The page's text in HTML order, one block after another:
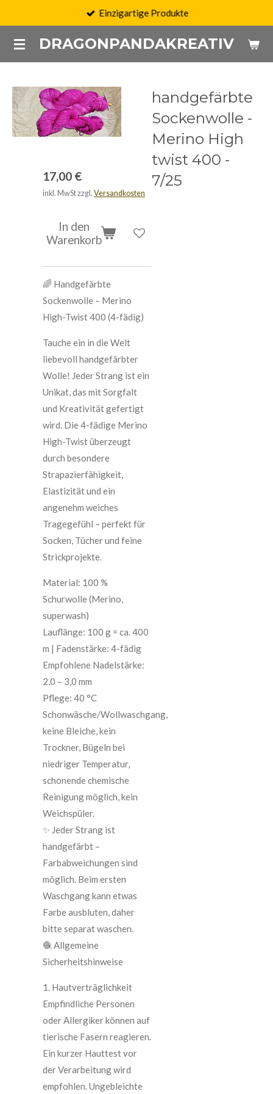
springenDRAGONPANDAKREATIV
Einzigartige Produkte
handgefärbte
Sockenwolle -
Merino High
twist 400 -
7/25
17,00 €
inkl. MwSt zzgl. Versandkosten
In den
Warenkorb
🌈 Handgefärbte
Sockenwolle – Merino
High-Twist 400 (4-fädig)
Tauche ein in die Welt
liebevoll handgefärbter
Wolle! Jeder Strang ist ein
Unikat, das mit Sorgfalt
und Kreativität gefertigt
wird. Die 4-fädige Merino
High-Twist überzeugt
durch besondere
Strapazierfähigkeit,
Elastizität und ein
angenehm weiches
Tragegefühl – perfekt für
Socken, Tücher und feine
Strickprojekte.
Material: 100 %
Schurwolle (Merino,
superwash)
Lauflänge: 100 g = ca. 400
m | Fadenstärke: 4-fädig
Empfohlene Nadelstärke:
2,0 – 3,0 mm
Pflege: 40 °C
Schonwäsche/Wollwaschgang,
keine Bleiche, kein
Trockner, Bügeln bei
niedriger Temperatur,
schonende chemische
Reinigung möglich, kein
Weichspüler.
✨ Jeder Strang ist
handgefärbt –
Farbabweichungen sind
möglich. Beim ersten
Waschgang kann etwas
Farbe ausbluten, daher
bitte separat waschen.
🧶 Allgemeine
Sicherheitshinweise
1. Hautverträglichkeit
Empfindliche Personen
oder Allergiker können auf
tierische Fasern reagieren.
Ein kurzer Hauttest vor
der Verarbeitung wird
empfohlen. Ungebleichte